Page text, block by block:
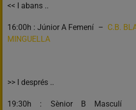
<< I abans ..
16:00h : Júnior A Femení – C.B.
MINGUELLA
>> I després ..
19:30h : Sènior B